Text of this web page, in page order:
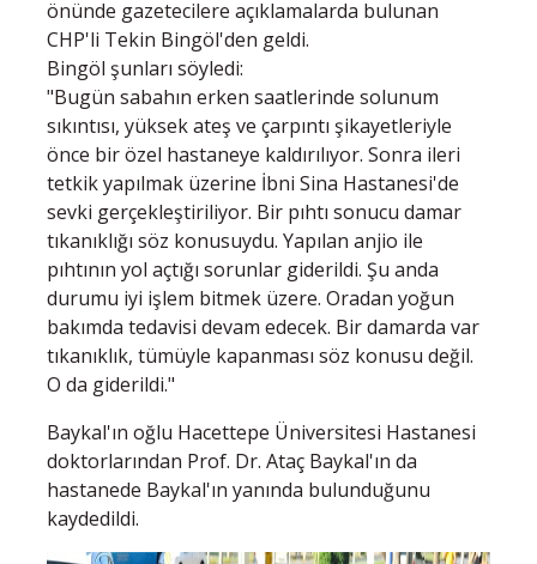
önünde gazetecilere açıklamalarda bulunan
CHP'li Tekin Bingöl'den geldi.
Bingöl şunları söyledi:
"Bugün sabahın erken saatlerinde solunum
sıkıntısı, yüksek ateş ve çarpıntı şikayetleriyle
önce bir özel hastaneye kaldırılıyor. Sonra ileri
tetkik yapılmak üzerine İbni Sina Hastanesi'de
sevki gerçekleştiriliyor. Bir pıhtı sonucu damar
tıkanıklığı söz konusuydu. Yapılan anjio ile
pıhtının yol açtığı sorunlar giderildi. Şu anda
durumu iyi işlem bitmek üzere. Oradan yoğun
bakımda tedavisi devam edecek. Bir damarda var
tıkanıklık, tümüyle kapanması söz konusu değil.
O da giderildi."
Baykal'ın oğlu Hacettepe Üniversitesi Hastanesi
doktorlarından Prof. Dr. Ataç Baykal'ın da
hastanede Baykal'ın yanında bulunduğunu
kaydedildi.